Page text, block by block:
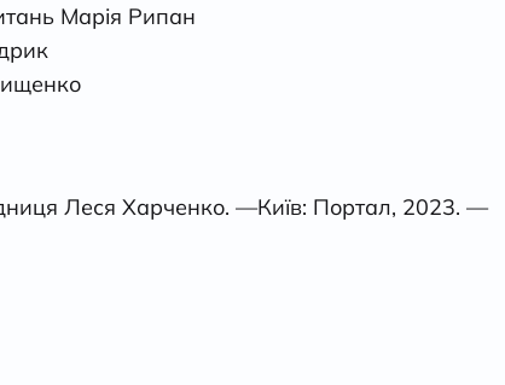
Марія Рипан
Леся Харченко. —Київ: Портал, 2023. —